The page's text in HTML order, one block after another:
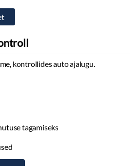
kontrollides auto ajalugu.
tagamiseks